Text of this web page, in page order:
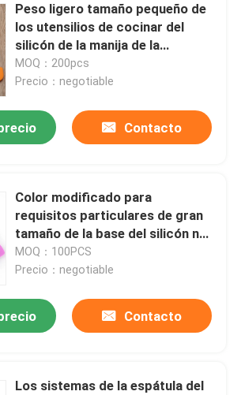
Peso ligero tamaño pequeño de
los utensilios de cocinar del
silicón de la manija de la
superficie de Sandy
MOQ：200pcs
Precio：negotiable
Contacto
Color modificado para
requisitos particulares de gran
tamaño de la base del silicón no
de la espátula da alta
temperatura del palillo
MOQ：100PCS
Precio：negotiable
Contacto
Los sistemas de la espátula del